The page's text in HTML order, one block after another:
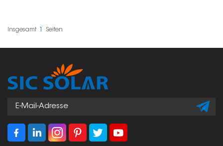
sicher und wasserdicht
Insgesamt Seiten